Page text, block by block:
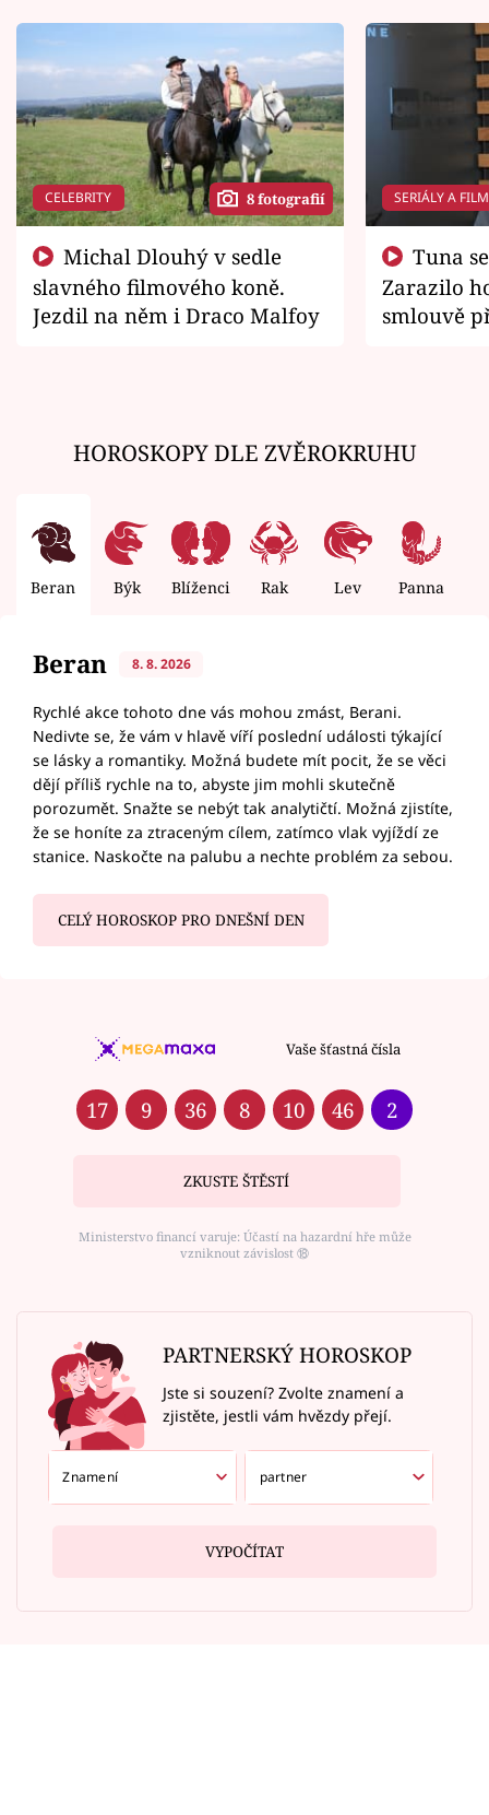
CELEBRITY 8 fotografií
slavného filmového koně.
Jezdil na něm i Draco Malfoy
SERIÁLY A
Zarazilo
smlouvě
HOROSKOPY DLE ZVĚROKRUHU
Beran Býk Blíženci Rak Lev Panna
Beran 8. 8. 2026
Rychlé akce tohoto dne vás mohou zmást, Berani.
Nedivte se, že vám v hlavě víří poslední události týkající
se lásky a romantiky. Možná budete mít pocit, že se věci
dějí příliš rychle na to, abyste jim mohli skutečně
porozumět. Snažte se nebýt tak analytičtí. Možná zjistíte,
že se honíte za ztraceným cílem, zatímco vlak vyjíždí ze
stanice. Naskočte na palubu a nechte problém za sebou.
CELÝ HOROSKOP PRO DNEŠNÍ DEN
Vaše šťastná čísla
17 9 36 8 10 46 2
ZKUSTE ŠTĚSTÍ
Ministerstvo financí varuje: Účastí na hazardní hře může
vzniknout závislost ⑱
PARTNERSKÝ HOROSKOP
Jste si souzení? Zvolte znamení a
zjistěte, jestli vám hvězdy přejí.
VYPOČÍTAT